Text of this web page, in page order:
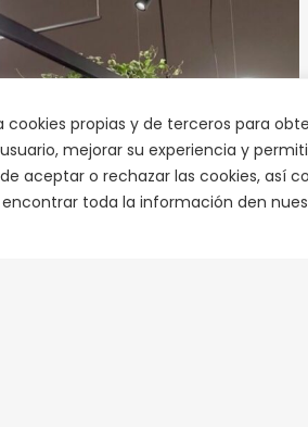
cookies propias y de terceros para
mejorar su experiencia y
aceptar o rechazar las cookies, así
toda la información den